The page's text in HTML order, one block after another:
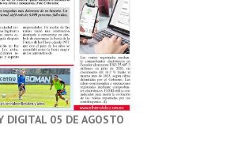
DIGITAL 05 DE AGOSTO